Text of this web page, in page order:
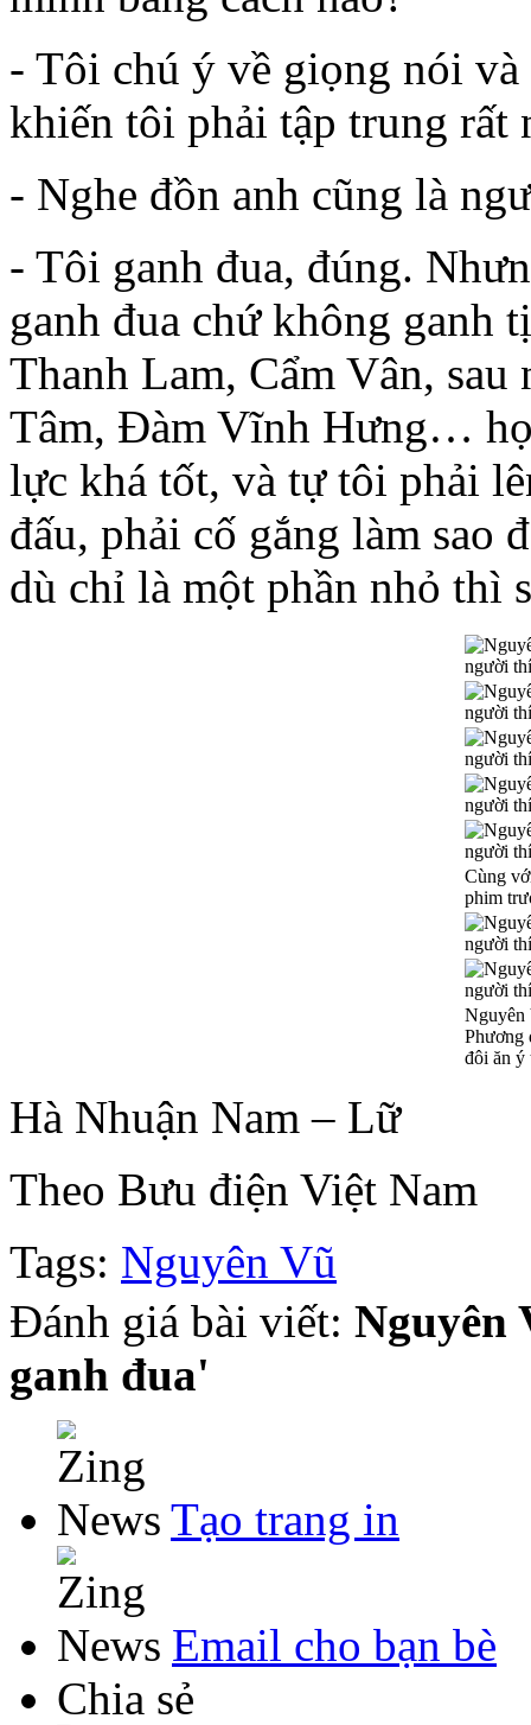
- Tôi chú ý về giọng nói
khiến tôi phải tập trung rất
- Nghe đồn anh cũng là
- Tôi ganh đua, đúng.
ganh đua chứ không ganh
Thanh Lam, Cẩm Vân,
Tâm, Đàm Vĩnh Hưng…
lực khá tốt, và tự tôi phải
đấu, phải cố gắng làm sao
dù chỉ là một phần nhỏ thì
Cùng
phim
Nguyên
Phương
đôi ăn ý
Hà Nhuận Nam – Lữ
Theo Bưu điện Việt Nam
Tags: Nguyên Vũ
Đánh giá bài viết: Nguyên
ganh đua'
Tạo trang in
Email cho bạn bè
Chia sẻ